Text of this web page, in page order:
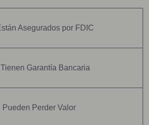
Asegurados por FDIC
Garantía Bancaria
Pueden Perder Valor